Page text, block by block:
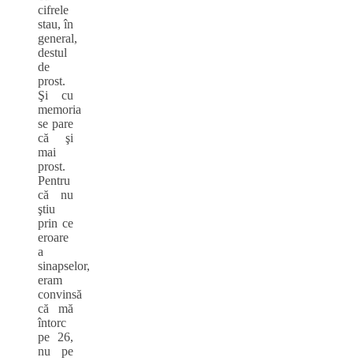
cifrele
stau, în
general,
destul
de
prost.
Şi cu
memoria
se pare
că şi
mai
prost.
Pentru
că nu
ştiu
prin ce
eroare
a
sinapselor,
eram
convinsă
că mă
întorc
pe 26,
nu pe